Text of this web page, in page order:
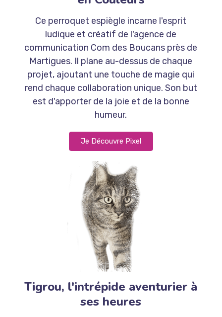
Ce perroquet espiègle incarne l'esprit
ludique et créatif de l'agence de
communication Com des Boucans près de
Martigues. Il plane au-dessus de chaque
projet, ajoutant une touche de magie qui
rend chaque collaboration unique. Son but
est d'apporter de la joie et de la bonne
humeur.
Je Découvre Pixel
Tigrou, l'intrépide aventurier à
ses heures